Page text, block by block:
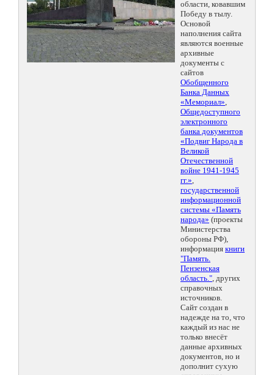
области, ковавшим
Победу в тылу.
Основой
наполнения сайта
являются военные
архивные
документы с
сайтов
Обобщенного
Банка Данных
«Мемориал»,
Общедоступного
электронного
банка документов
«Подвиг Народа в
Великой
Отечественной
войне 1941-1945
гг.»,
государственной
информационной
системы «Память
народа» (проекты
Министерства
обороны РФ),
информация книги
"Память.
Пензенская
область.", других
справочных
источников.
Сайт создан в
надежде на то, что
каждый из нас не
только внесёт
данные архивных
документов, но и
дополнит сухую